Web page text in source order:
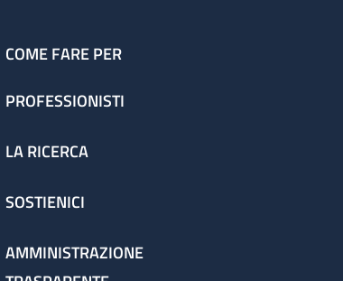
COME FARE PER
PROFESSIONISTI
LA RICERCA
SOSTIENICI
AMMINISTRAZIONE